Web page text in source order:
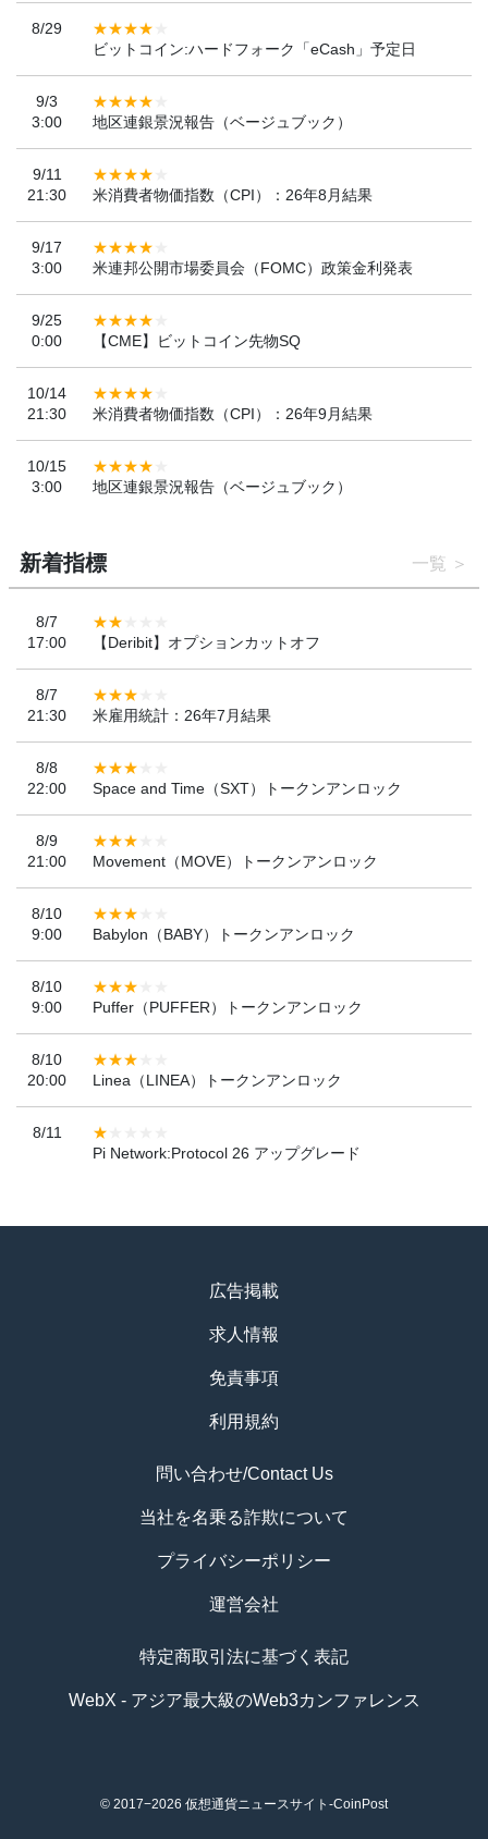
8/29
ビットコイン:ハードフォーク「eCash」予定日
9/3
3:00
地区連銀景況報告（ベージュブック）
9/11
21:30
米消費者物価指数（CPI）：26年8月結果
9/17
3:00
米連邦公開市場委員会（FOMC）政策金利発表
9/25
0:00
【CME】ビットコイン先物SQ
10/14
21:30
米消費者物価指数（CPI）：26年9月結果
10/15
3:00
地区連銀景況報告（ベージュブック）
新着指標 一覧
8/7
17:00
【Deribit】オプションカットオフ
8/7
21:30
米雇用統計：26年7月結果
8/8
22:00
Space and Time（SXT）トークンアンロック
8/9
21:00
Movement（MOVE）トークンアンロック
8/10
9:00
Babylon（BABY）トークンアンロック
8/10
9:00
Puffer（PUFFER）トークンアンロック
8/10
20:00
Linea（LINEA）トークンアンロック
8/11
Pi Network:Protocol 26 アップグレード
広告掲載
求人情報
免責事項
利用規約
問い合わせ/Contact Us
当社を名乗る詐欺について
プライバシーポリシー
運営会社
特定商取引法に基づく表記
WebX - アジア最大級のWeb3カンファレンス
© 2017−2026 仮想通貨ニュースサイト-CoinPost